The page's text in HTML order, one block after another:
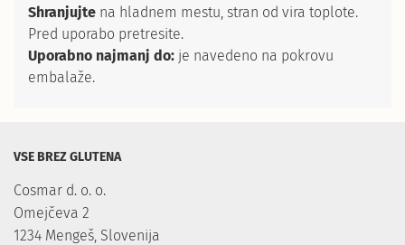
Shranjujte na hladnem mestu, stran od vira toplote.
Pred uporabo pretresite.
Uporabno najmanj do: je navedeno na pokrovu
embalaže.
VSE BREZ GLUTENA
Cosmar d. o. o.
Omejčeva 2
1234 Mengeš, Slovenija